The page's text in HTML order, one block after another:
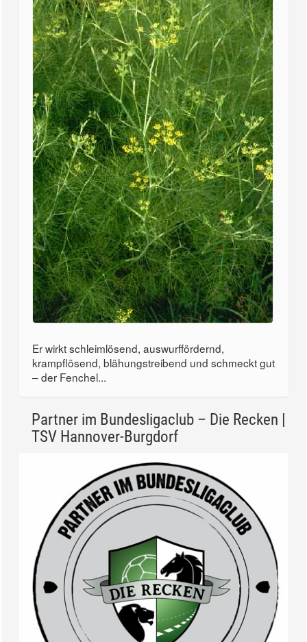
Er wirkt schleimlösend, auswurffördernd,
krampflösend, blähungstreibend und schmeckt gut
– der Fenchel...
Partner im Bundesligaclub – Die Recken |
TSV Hannover-Burgdorf